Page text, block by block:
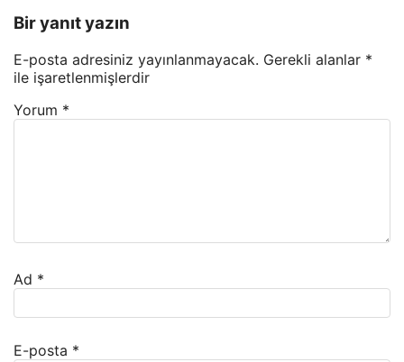
Bir yanıt yazın
E-posta adresiniz yayınlanmayacak. Gerekli alanlar *
ile işaretlenmişlerdir
Yorum *
Ad *
E-posta *